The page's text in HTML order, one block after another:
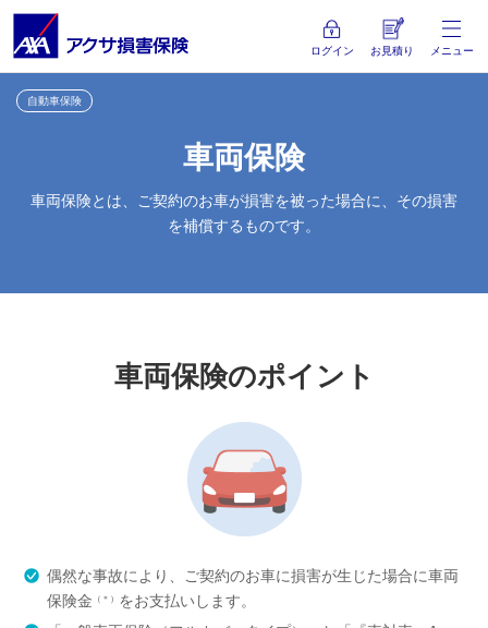
ログイン お見積り メニュー
自動車保険
車両保険
車両保険とは、ご契約のお車が損害を被った場合に、その損害
を補償するものです。
車両保険のポイント
偶然な事故により、ご契約のお車に損害が生じた場合に車両
保険金 （＊） をお支払いします。